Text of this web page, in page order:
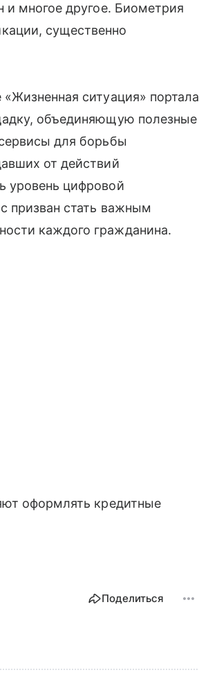
и многое другое. Биометрия
существенно
ситуация» портала
объединяющую полезные
для борьбы
от действий
уровень цифровой
призван стать важным
каждого гражданина.
оформлять кредитные
Поделиться